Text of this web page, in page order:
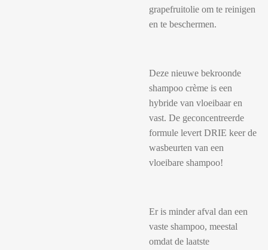
grapefruitolie om te reinigen
en te beschermen.
Deze nieuwe bekroonde
shampoo crème is een
hybride van vloeibaar en
vast. De geconcentreerde
formule levert DRIE keer de
wasbeurten van een
vloeibare shampoo!
Er is minder afval dan een
vaste shampoo, meestal
omdat de laatste